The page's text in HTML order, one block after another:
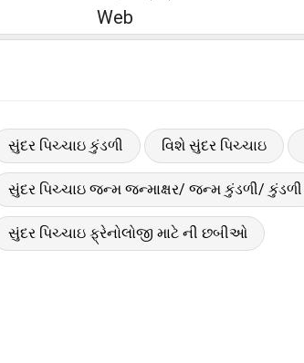
Web
સુંદર પિચ્ચાઇ કુંડળી વિશે સુંદર પિચ્ચાઇ
સુંદર પિચ્ચાઇ જન્મ જન્માક્ષર/ જન્મ કુંડળી/ કુંડળી
સુંદર પિચ્ચાઇ ફ્રેનોલોજી માટે ની છબીઓ